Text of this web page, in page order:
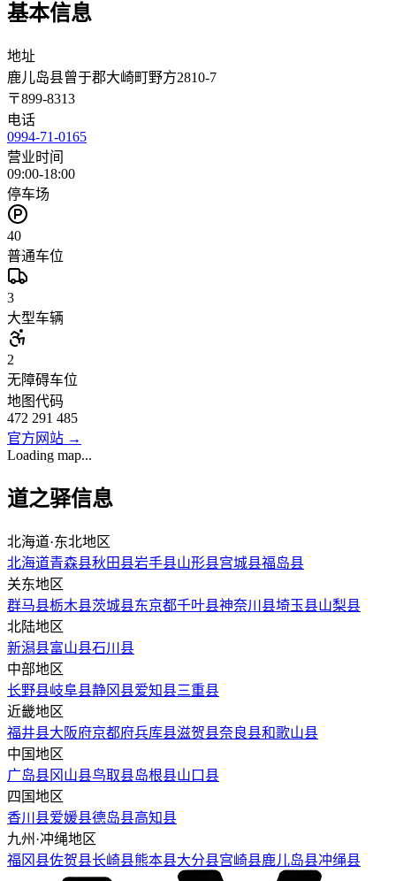
基本信息
地址
鹿儿岛县曾于郡大崎町野方2810-7
〒899-8313
电话
0994-71-0165
营业时间
09:00-18:00
停车场
40
普通车位
3
大型车辆
2
无障碍车位
地图代码
472 291 485
官方网站 →
Loading map...
道之驿信息
北海道·东北地区
北海道青森县秋田县岩手县山形县宫城县福岛县
关东地区
群马县栃木县茨城县东京都千叶县神奈川县埼玉县山梨县
北陆地区
新潟县富山县石川县
中部地区
长野县岐阜县静冈县爱知县三重县
近畿地区
福井县大阪府京都府兵库县滋贺县奈良县和歌山县
中国地区
广岛县冈山县鸟取县岛根县山口县
四国地区
香川县爱媛县德岛县高知县
九州·冲绳地区
福冈县佐贺县长崎县熊本县大分县宫崎县鹿儿岛县冲绳县